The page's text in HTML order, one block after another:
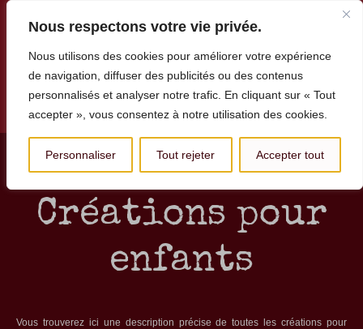
Nous respectons votre vie privée.
Nous utilisons des cookies pour améliorer votre expérience
de navigation, diffuser des publicités ou des contenus
personnalisés et analyser notre trafic. En cliquant sur « Tout
accepter », vous consentez à notre utilisation des cookies.
Personnaliser Tout rejeter Accepter tout
Menu
Créations pour
enfants
Vous trouverez ici une description précise de toutes les créations pour